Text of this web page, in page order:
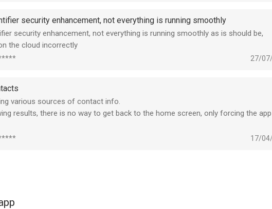
gebracht via je App Store-account na bevestiging van aankoop.
kan worden uitgeschakeld in de instellingen van je App Store-account en moet
van de periode worden uitgeschakeld.
abonnement is niet mogelijk tijdens de actieve periode.
van een gratis proefperiode vervalt bij aankoop van een abonnement, indien van
privacy
security enhancement, not everything is running smoothly
security enhancement, not everything is running smoothly as is should be,
the cloud incorrectly
27/
various sources of contact info.
results, there is no way to get back to the home screen, only forcing the
17/